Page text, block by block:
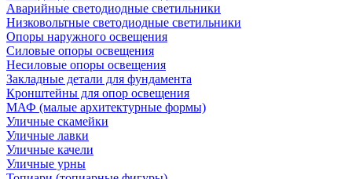
Аварийные светодиодные светильники
Низковольтные светодиодные светильники
Опоры наружного освещения
Силовые опоры освещения
Несиловые опоры освещения
Закладные детали для фундамента
Кронштейны для опор освещения
МАФ (малые архитектурные формы)
Уличные скамейки
Уличные лавки
Уличные качели
Уличные урны